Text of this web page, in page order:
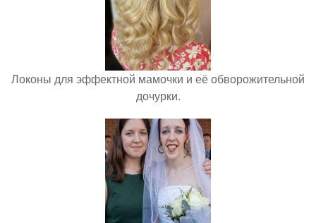
Локоны для эффектной мамочки и её обворожительной
дочурки.